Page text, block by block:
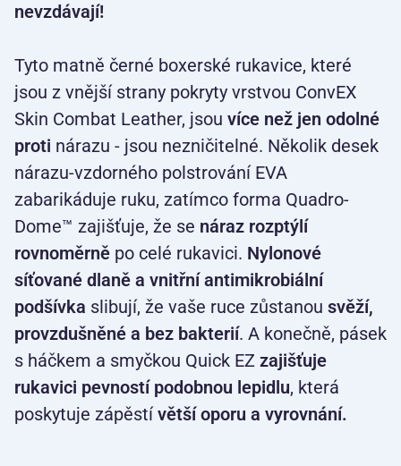
nevzdávají!
Tyto matně černé boxerské rukavice, které
jsou z vnější strany pokryty vrstvou ConvEX
Skin Combat Leather, jsou více než jen odolné
proti nárazu - jsou nezničitelné. Několik desek
nárazu-vzdorného polstrování EVA
zabarikáduje ruku, zatímco forma Quadro-
Dome™ zajišťuje, že se náraz rozptýlí
rovnoměrně po celé rukavici. Nylonové
síťované dlaně a vnitřní antimikrobiální
podšívka slibují, že vaše ruce zůstanou svěží,
provzdušněné a bez bakterií. A konečně, pásek
s háčkem a smyčkou Quick EZ zajišťuje
rukavici pevností podobnou lepidlu, která
poskytuje zápěstívětší oporu a vyrovnání.